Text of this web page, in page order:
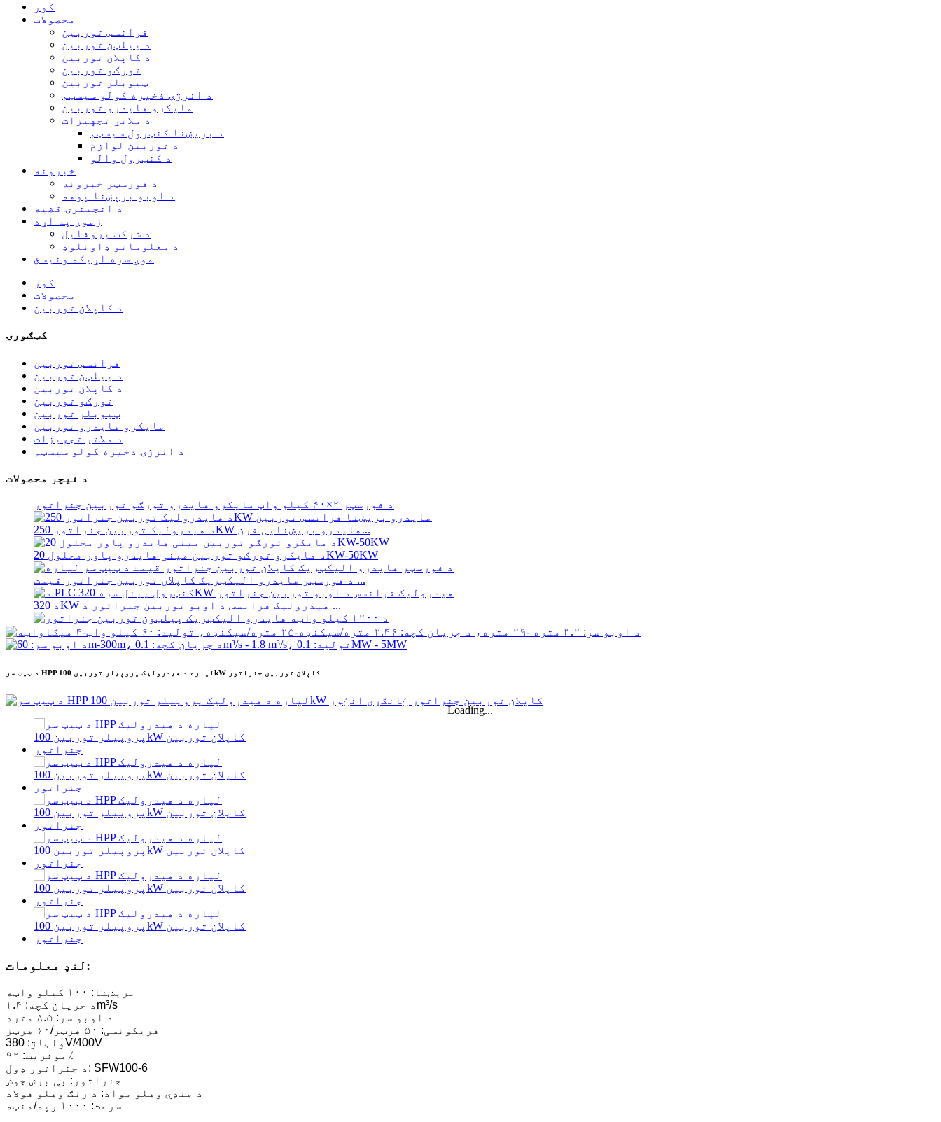
کور
محصولات
فرانسس توربین
د پیلټن توربین
د کاپلان توربین
تورګو توربین
ټیوبلر توربین
د انرژۍ ذخیره کولو سیسټم
مایکرو هایدرو توربین
د ملاتړ تجهیزات
د بریښنا کنټرول سیسټم
د توربین لوازم
د کنټرول والو
خبرونه
د فورسټر خبرونه
د اوبو برېښنا پوهه
د انجینرۍ قضیه
زموږ په اړه
د شرکت پروفایل
د معلوماتو ډاونلوډ
موږ سره اړیکه ونیسئ
کور
محصولات
د کاپلان توربین
کټګورۍ
فرانسس توربین
د پیلټن توربین
د کاپلان توربین
تورګو توربین
ټیوبلر توربین
مایکرو هایدرو توربین
د ملاتړ تجهیزات
د انرژۍ ذخیره کولو سیسټم
د فیچر محصولات
د فورسټر ۲×۴۰ کیلو واټ مایکرو هایدرو تورګو توربین جنراتور
د هیدرولیک توربین جنراتور 250KW هایدرو بریښنایی فرن...
د مایکرو تورګو توربین مینی هایدرو پاور محلول 20KW-50KW
د فورسټر هایدرو الیکټریک کاپلان توربین جنراتور قیمت ...
د 320KW هیدرولیک فرانسس د اوبو توربین جنراتور د ...
د ۱۲۰۰ کیلو واټه هایدرو الیکټریک پیلټون توربین جنراتور
د 20 فوټ 250KWh 582KWh کانټینر شوی لیتیم آئن بیټرۍ ...
د ټیټ سر HPP لپاره د هیدرولیک پروپیلر توربین 100kW کاپلان توربین جنراتور
Loading...
لنډ معلومات:
بریښنا: ۱۰۰ کیلو واټه
د جریان کچه: ۱.۴m³/s
د اوبو سر: ۸.۵ متره
فریکونسی: ۵۰ هرټز/۶۰ هرټز
ولټاژ: 380V/400V
موثریت: ۹۲٪
د جنراتور ډول: SFW100-6
جنراتور: بې برش جوش
د منډې وهلو مواد: د زنګ وهلو فولاد
سرعت: ۱۰۰۰ رپه/منټه